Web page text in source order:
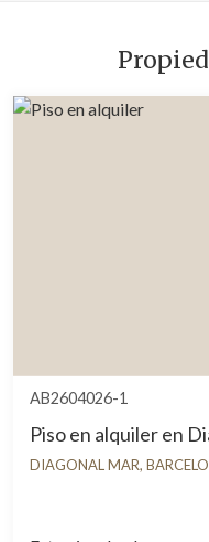
AB2604026-1
Piso en alquiler en
DIAGONAL MAR,